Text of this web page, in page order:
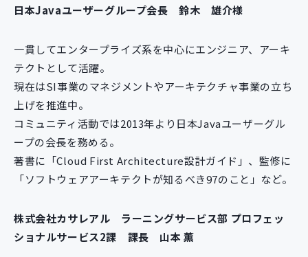
日本Javaユーザーグループ会長 鈴木 雄介様
一貫してエンタープライズ系を中心にエンジニア、アーキ
テクトとして活躍。
現在はSI事業のマネジメントやアーキテクチャ事業の立ち
上げを推進中。
コミュニティ活動では2013年より日本Javaユーザーグル
ープの会長を務める。
著書に「Cloud First Architecture設計ガイド」、監修に
「ソフトウェアアーキテクトが知るべき97のこと」など。
株式会社カサレアル ラーニングサービス部 プロフェッ
ショナルサービス2課 課長 山本 薫